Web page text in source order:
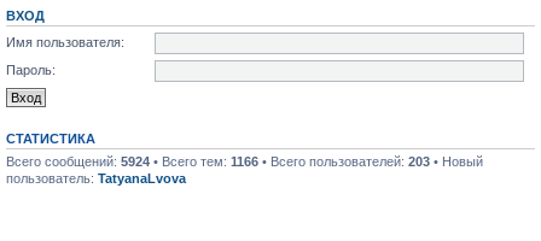
ВХОД
Имя пользователя:
Пароль:
СТАТИСТИКА
Всего сообщений: 5924 • Всего тем: 1166 • Всего пользователей: 203 • Новый
пользователь: TatyanaLvova